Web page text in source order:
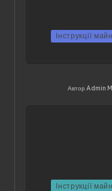
Інструкції
Опубліковано
АвторAdmin
Інструкції